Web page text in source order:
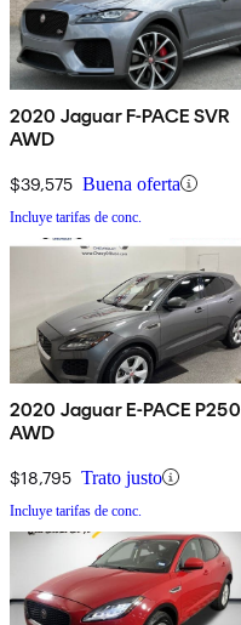
2020 Jaguar F-PACE SVR
AWD
$39,575 Buena oferta
Incluye tarifas de conc.
2020 Jaguar E-PACE P250
AWD
$18,795 Trato justo
Incluye tarifas de conc.